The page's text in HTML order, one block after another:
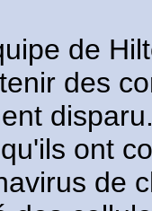
de
des
ont
de